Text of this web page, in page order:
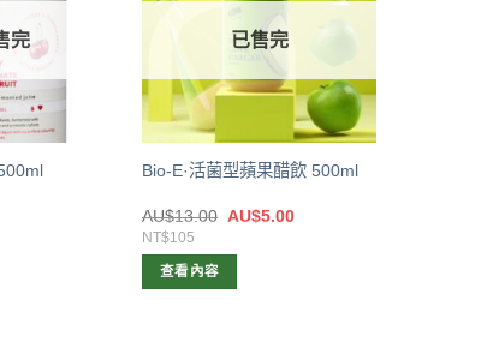
完 已售完
Bio-E·活菌型蘋果醋飲 500ml
AU$13.00 原
AU$5.00目
NT$105
查看內容